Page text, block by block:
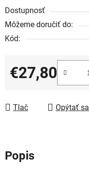
Dostupnosť
Môžeme doručiť do:
Kód:
€27,80
Jednotková cena:
Tlač Opýtať sa
Popis